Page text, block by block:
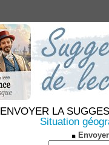
ENVOYER LA
Situation